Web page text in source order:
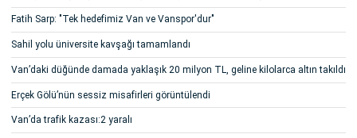
Fatih Sarp: "Tek hedefimiz Van ve Vanspor'dur"
Sahil yolu üniversite kavşağı tamamlandı
Van’daki düğünde damada yaklaşık 20 milyon TL, geline kilolarca altın takıldı
Erçek Gölü’nün sessiz misafirleri görüntülendi
Van’da trafik kazası:2 yaralı